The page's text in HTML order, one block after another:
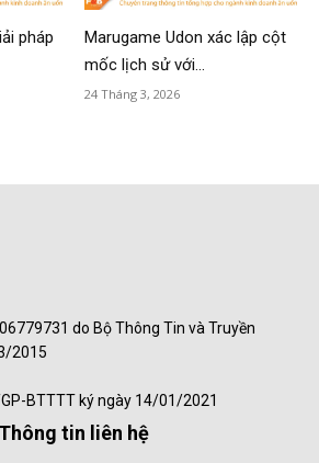
pháp
Marugame Udon xác lập cột
mốc lịch sử với...
24 Tháng 3, 2026
do Bộ Thông Tin và Truyền
2015
BTTTT ký ngày 14/01/2021
Thông tin liên hệ